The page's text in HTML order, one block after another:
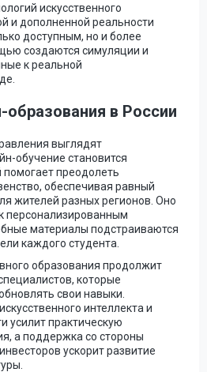
искусственного
и дополненной реальности
доступным, но и более
создаются симуляции и
к реальной
в России
выглядят
обучение становится
преодолеть
обеспечивая равный
жителей разных регионов. Оно
персонализированным
материалы подстраиваются
каждого студента.
образования продолжит
которые
свои навыки.
интеллекта и
усилит практическую
а поддержка со стороны
ускорит развитие